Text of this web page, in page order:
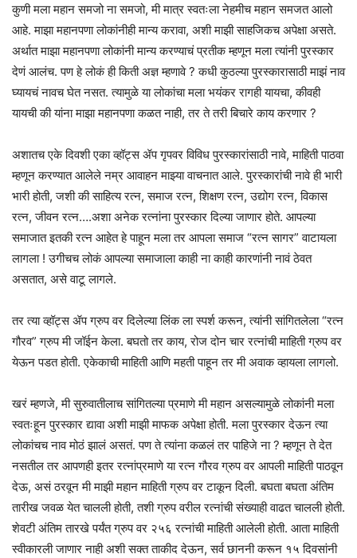
कुणी मला महान समजो ना समजो, मी मात्र स्वतःला नेहमीच महान समजत आलो
आहे. माझा महानपणा लोकांनीही मान्य करावा, अशी माझी साहजिकच अपेक्षा असते.
अर्थात माझा महानपणा लोकांनी मान्य करण्याचं प्रतीक म्हणून मला त्यांनी पुरस्कार
देणं आलंच. पण हे लोकं ही किती अज्ञ म्हणावे ? कधी कुठल्या पुरस्कारासाठी माझं नाव
घ्यायचं नावच घेत नसत. त्यामुळे या लोकांचा मला भयंकर रागही यायचा, कीवही
यायची की यांना माझा महानपणा कळत नाही, तर ते तरी बिचारे काय करणार ?
अशातच एके दिवशी एका व्हॉट्स ॲप गृपवर विविध पुरस्कारांसाठी नावे, माहिती पाठवा
म्हणून करण्यात आलेले नम्र आवाहन माझ्या वाचनात आले. पुरस्कारांची नावे ही भारी
भारी होती, जशी की साहित्य रत्न, समाज रत्न, शिक्षण रत्न, उद्योग रत्न, विकास
रत्न, जीवन रत्न….अशा अनेक रत्नांना पुरस्कार दिल्या जाणार होते. आपल्या
समाजात इतकी रत्न आहेत हे पाहून मला तर आपला समाज “रत्न सागर” वाटायला
लागला ! उगीचच लोकं आपल्या समाजाला काही ना काही कारणांनी नावं ठेवत
असतात, असे वाटू लागले.
तर त्या व्हॉट्स ॲप ग्रुप वर दिलेल्या लिंक ला स्पर्श करून, त्यांनी सांगितलेला “रत्न
गौरव” ग्रुप मी जॉईन केला. बघतो तर काय, रोज दोन चार रत्नांची माहिती ग्रुप वर
येऊन पडत होती. एकेकाची माहिती आणि महती पाहून तर मी अवाक व्हायला लागलो.
खरं म्हणजे, मी सुरुवातीलाच सांगितल्या प्रमाणे मी महान असल्यामुळे लोकांनी मला
स्वतःहून पुरस्कार द्यावा अशी माझी माफक अपेक्षा होती. मला पुरस्कार देऊन त्या
लोकांचच नाव मोठं झालं असतं. पण ते त्यांना कळलं तर पाहिजे ना ? म्हणून ते देत
नसतील तर आपणही इतर रत्नांप्रमाणे या रत्न गौरव ग्रुप वर आपली माहिती पाठवून
देऊ, असं ठरवून मी माझी महान माहिती ग्रुप वर टाकून दिली. बघता बघता अंतिम
तारीख जवळ येत चालली होती, तशी ग्रुप वरील रत्नांची संख्याही वाढत चालली होती.
शेवटी अंतिम तारखे पर्यंत ग्रुप वर २५६ रत्नांची माहिती आलेली होती. आता माहिती
स्वीकारली जाणार नाही अशी सक्त ताकीद देऊन, सर्व छाननी करून १५ दिवसांनी